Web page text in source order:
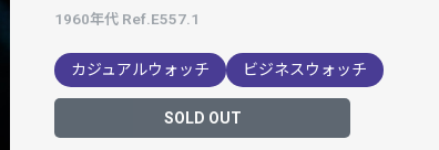
1960年代 Ref.E557.1
カジュアルウォッチ ビジネスウォッチ
SOLD OUT